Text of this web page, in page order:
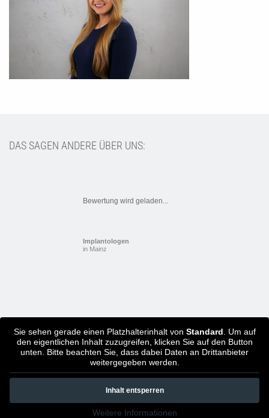
DAS SAGEN ANDERE ÜBER UNS:
Bewertung wird geladen...
Implantologen
in Mainz
Sie sehen gerade einen Platzhalterinhalt von Standard . Um auf
den eigentlichen Inhalt zuzugreifen, klicken Sie auf den Button
unten. Bitte beachten Sie, dass dabei Daten an Drittanbieter
weitergegeben werden.
Inhalt entsperren
Weitere Informationen